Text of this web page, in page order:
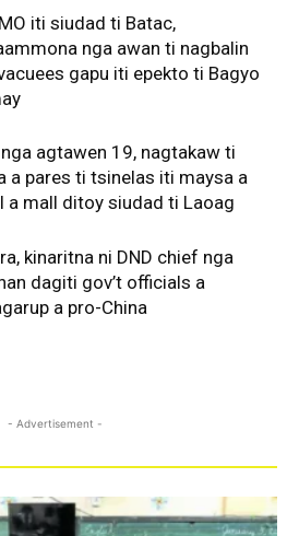
iti siudad ti Batac,
nga awan ti nagbalin
gapu iti epekto ti Bagyo
agtawen 19, nagtakaw ti
a pares ti tsinelas iti maysa a
a mall ditoy siudad ti Laoag
kinaritna ni DND chief nga
dagiti gov’t officials a
a pro-China
- Advertisement -